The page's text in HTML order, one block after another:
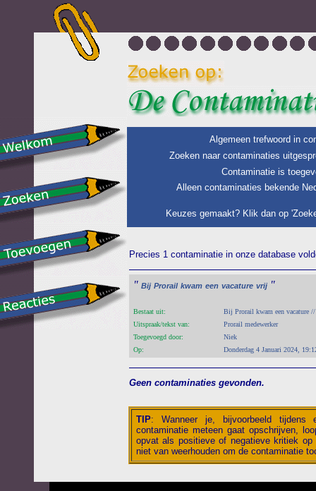
Algemeen trefwoord in
Zoeken naar contaminaties
Contaminatie is
Alleen contaminaties bekende
Keuzes gemaakt? Klik dan op
Precies 1 contaminatie in onze database
" Bij Prorail kwam een vacature vrij "
Bestaat uit:
Bij Prorail kwam een vacature
Uitspraak/tekst van:
Prorail medewerker
Toegevoegd door:
Niek
Op:
Donderdag 4 Januari 2024,
Geen contaminaties gevonden.
TIP: Wanneer je, bijvoorbeeld tijdens
contaminatie meteen gaat opschrijven,
opvat als positieve of negatieve kritiek
niet van weerhouden om de contaminatie